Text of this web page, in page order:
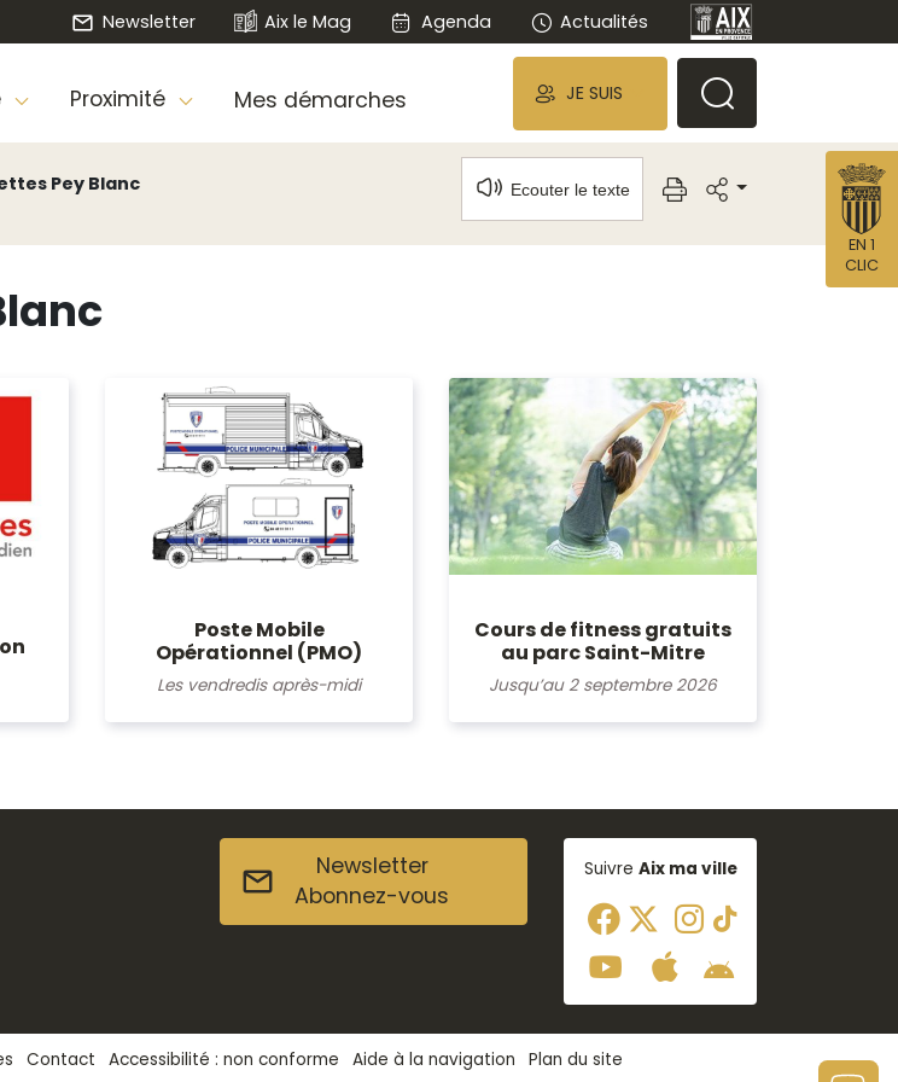
Newsletter Aix le Mag Agenda Actualités
Proximité Mes démarches JE SUIS
Pey Blanc Ecouter le texte
Poste Mobile
Opérationnel (PMO)
Les vendredis après-midi
Cours de fitness gratuits
au parc Saint-Mitre
Jusqu’au 2 septembre 2026
Newsletter
Abonnez-vous
Suivre Aix ma ville
Contact Accessibilité : non conforme Aide à la navigation Plan du site
EN 1
CLIC